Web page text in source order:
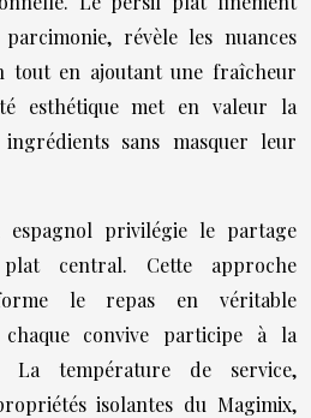
révèle les nuances
tout en ajoutant une fraîcheur
esthétique met en valeur la
sans masquer leur
espagnol privilégie le partage
central. Cette approche
le repas en véritable
convive participe à la
La température de service,
isolantes du Magimix,